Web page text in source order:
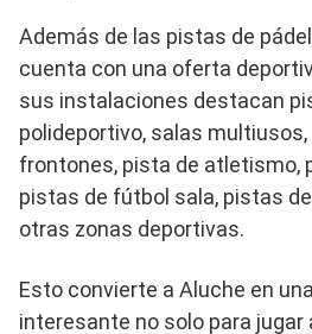
Además de las pistas de
cuenta con una oferta
sus instalaciones destacan
polideportivo, salas
frontones, pista de atletismo,
pistas de fútbol sala, pistas
otras zonas deportivas.
Esto convierte a Aluche en
interesante no solo para jugar